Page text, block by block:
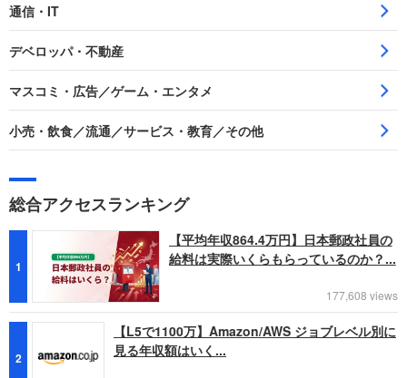
通信・IT
デベロッパ・不動産
マスコミ・広告／ゲーム・エンタメ
小売・飲食／流通／サービス・教育／その他
総合アクセスランキング
1
【平均年収864.4万円】日本郵政社員の
給料は実際いくらもらっているのか？...
177,608 views
2
【L5で1100万】Amazon/AWS ジョブレベル別に
見る年収額はいく...